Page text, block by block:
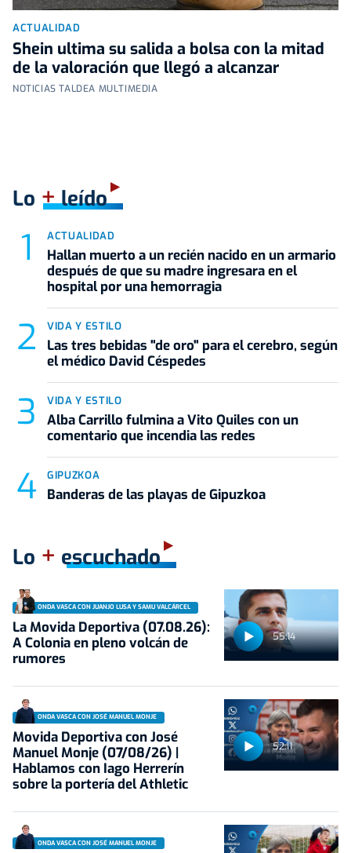
ACTUALIDAD
Shein ultima su salida a bolsa con la mitad
de la valoración que llegó a alcanzar
NOTICIAS TALDEA MULTIMEDIA
Lo +leído
ACTUALIDAD
Hallan muerto a un recién nacido en un armario
después de que su madre ingresara en el
hospital por una hemorragia
VIDA Y ESTILO
Las tres bebidas "de oro" para el cerebro, según
el médico David Céspedes
VIDA Y ESTILO
Alba Carrillo fulmina a Vito Quiles con un
comentario que incendia las redes
GIPUZKOA
Banderas de las playas de Gipuzkoa
Lo + escuchado
55:14
ONDA VASCA CON JUANJO LUSA Y SAMU VALCÁRCEL
La Movida Deportiva (07.08.26):
A Colonia en pleno volcán de
rumores
52:11
ONDA VASCA CON JOSÉ MANUEL MONJE
Movida Deportiva con José
Manuel Monje (07/08/26) |
Hablamos con Iago Herrerín
sobre la portería del Athletic
ONDA VASCA CON JOSÉ MANUEL MONJE